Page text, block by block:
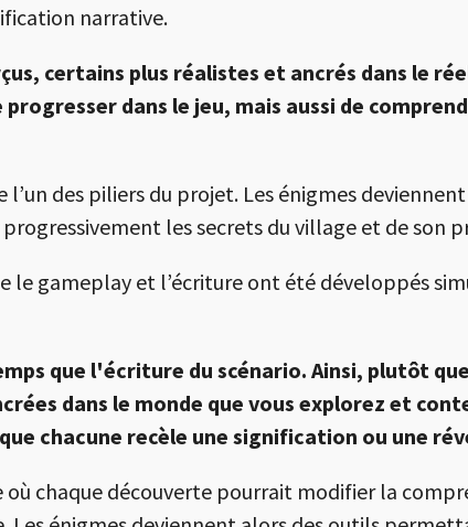
narrative.
certains plus réalistes et ancrés dans le
dans le jeu, mais aussi de
des piliers du projet. Les énigmes
les secrets du village et de son
le gameplay et l’écriture ont été développés
que l'écriture du scénario. Ainsi, plutôt
dans le monde que vous explorez et
chacune recèle une signification ou une
chaque découverte pourrait modifier la